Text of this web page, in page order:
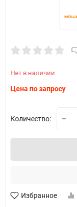
Нет в наличии
Цена по запросу
Количество:
Избранное